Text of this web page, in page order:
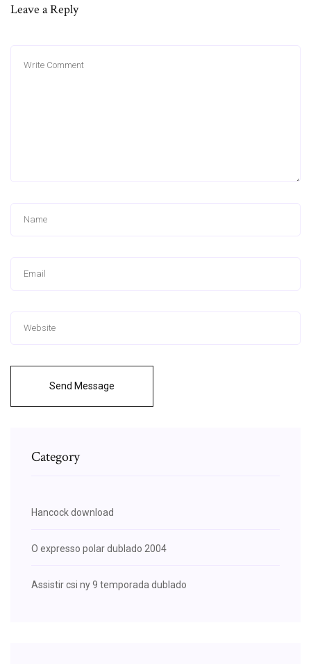
Leave a Reply
Send Message
Category
Hancock download
O expresso polar dublado 2004
Assistir csi ny 9 temporada dublado